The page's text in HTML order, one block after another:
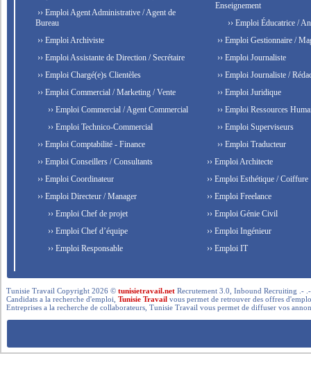
›› Emploi Agent Administrative / Agent de
Bureau
›› Emploi Archiviste
›› Emploi Assistante de Direction / Secrétaire
›› Emploi Chargé(e)s Clientèles
›› Emploi Commercial / Marketing / Vente
›› Emploi Commercial / Agent Commercial
›› Emploi Technico-Commercial
›› Emploi Comptabilité - Finance
›› Emploi Conseillers / Consultants
›› Emploi Coordinateur
›› Emploi Directeur / Manager
›› Emploi Chef de projet
›› Emploi Chef d’équipe
›› Emploi Responsable
Enseignement
›› Emploi Éducatrice /
›› Emploi Gestionnaire /
›› Emploi Journaliste
›› Emploi Journaliste /
›› Emploi Juridique
›› Emploi Ressources
›› Emploi Superviseurs
›› Emploi Traducteur
›› Emploi Architecte
›› Emploi Esthétique / Coiffure
›› Emploi Freelance
›› Emploi Génie Civil
›› Emploi Ingénieur
›› Emploi IT
Tunisie Travail Copyright 2026 ©tunisietravail.net Recrutement 3.0, Inbound Recruiting .-
Candidats a la recherche d'emploi,Tunisie Travail vous permet de retrouver des offres
Entreprises a la recherche de collaborateurs, Tunisie Travail vous permet de diffuser vos